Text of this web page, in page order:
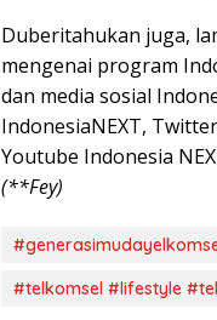
Duberitahukan juga,
mengenai program
dan media sosial
IndonesiaNEXT,
Youtube Indonesia
(**Fey)
#telkomsel #lifestyle